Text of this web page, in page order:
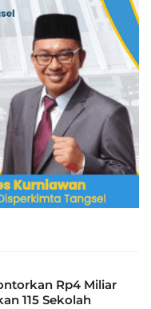
Rp4 Miliar
115 Sekolah